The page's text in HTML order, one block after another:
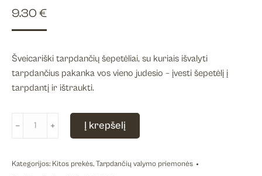
9.30 €
Šveicariški tarpdančių šepetėliai, su kuriais išvalyti
tarpdančius pakanka vos vieno judesio – įvesti šepetėlį į
tarpdantį ir ištraukti.
tarpdančių
﹣ ﹢ Į krepšelį
Kategorijos: Kitos prekės, Tarpdančių valymo priemonės